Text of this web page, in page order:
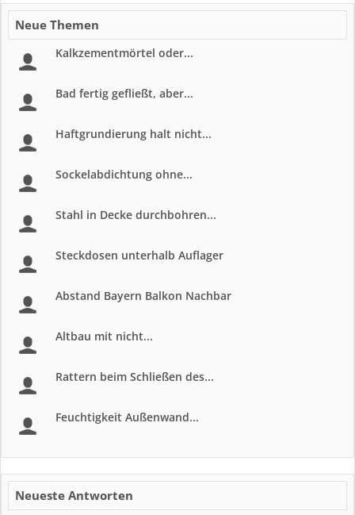
Neue Themen
Kalkzementmörtel oder...
Bad fertig gefließt, aber...
Haftgrundierung halt nicht...
Sockelabdichtung ohne...
Stahl in Decke durchbohren...
Steckdosen unterhalb Auflager
Abstand Bayern Balkon Nachbar
Altbau mit nicht...
Rattern beim Schließen des...
Feuchtigkeit Außenwand...
Neueste Antworten